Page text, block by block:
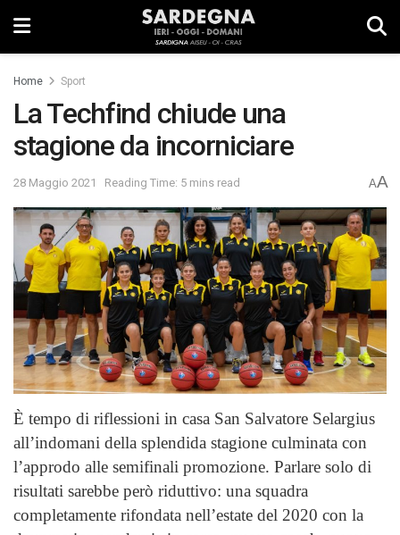
Home Sport
La Techfind chiude una
stagione da incorniciare
28 Maggio 2021 Reading Time: 5 mins read AA
È tempo di riflessioni in casa San Salvatore Selargius
all’indomani della splendida stagione culminata con
l’approdo alle semifinali promozione. Parlare solo di
risultati sarebbe però riduttivo: una squadra
completamente rifondata nell’estate del 2020 con la